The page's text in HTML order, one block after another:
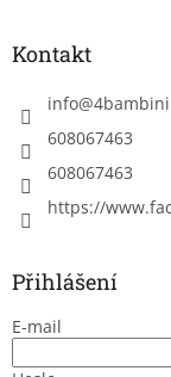
Kontakt
info@
608067463
608067463
https://
Přihlášení
E-mail